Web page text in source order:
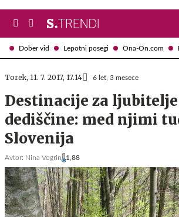
Dober vid Lepotni posegi Ona-On.com
Torek, 11. 7. 2017, 17.14 6 let, 3 mesece
Destinacije za
dediščine: med njimi
Slovenija
Avtor: Nina Vogrin 1,88